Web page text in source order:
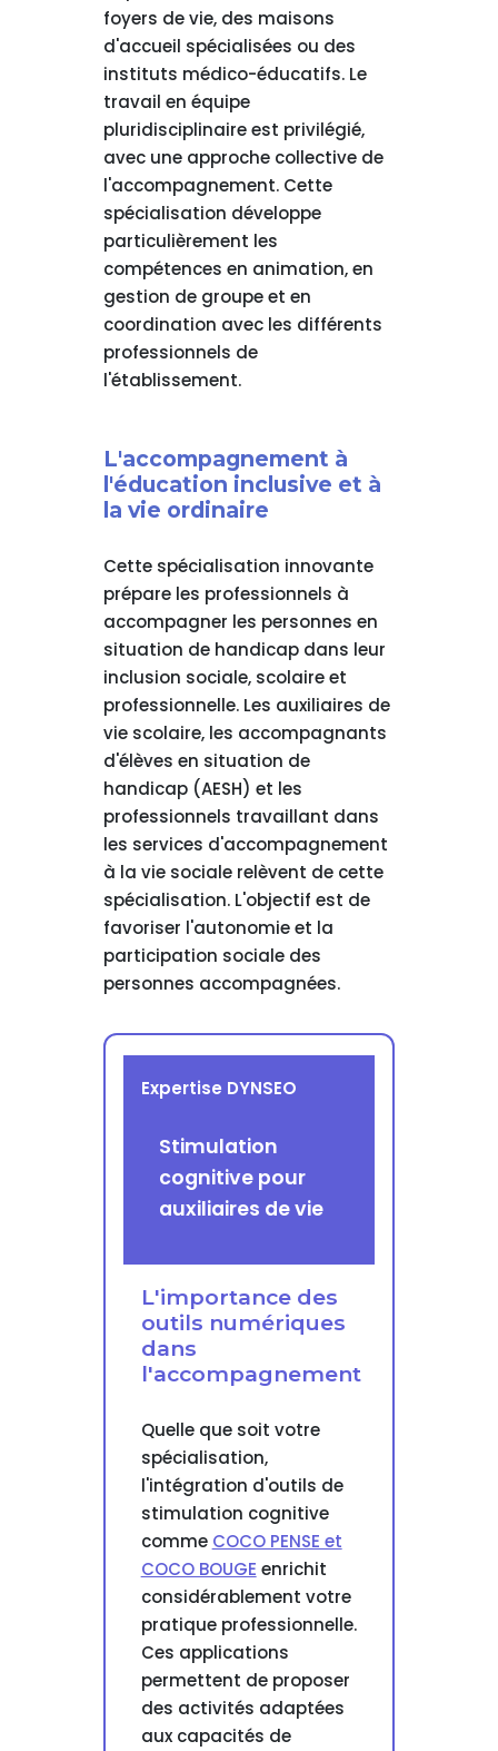
foyers de vie, des maisons
d'accueil spécialisées ou des
instituts médico-éducatifs. Le
travail en équipe
pluridisciplinaire est privilégié,
avec une approche collective de
l'accompagnement. Cette
spécialisation développe
particulièrement les
compétences en animation, en
gestion de groupe et en
coordination avec les différents
professionnels de
l'établissement.
L'accompagnement à
l'éducation inclusive et à
la vie ordinaire
Cette spécialisation innovante
prépare les professionnels à
accompagner les personnes en
situation de handicap dans leur
inclusion sociale, scolaire et
professionnelle. Les auxiliaires de
vie scolaire, les accompagnants
d'élèves en situation de
handicap (AESH) et les
professionnels travaillant dans
les services d'accompagnement
à la vie sociale relèvent de cette
spécialisation. L'objectif est de
favoriser l'autonomie et la
participation sociale des
personnes accompagnées.
Expertise DYNSEO
Stimulation
cognitive pour
auxiliaires de vie
L'importance des
outils numériques
dans
l'accompagnement
Quelle que soit votre
spécialisation,
l'intégration d'outils de
stimulation cognitive
comme COCO PENSE et
COCO BOUGE enrichit
considérablement votre
pratique professionnelle.
Ces applications
permettent de proposer
des activités adaptées
aux capacités de